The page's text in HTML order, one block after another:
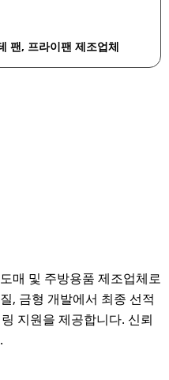
팬, 프라이팬 제조업체
매 및 주방용품 제조업체로
, 금형 개발에서 최종 선적
지원을 제공합니다. 신뢰